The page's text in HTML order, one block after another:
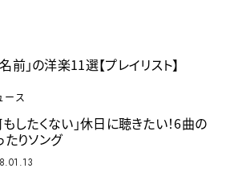
前」の洋楽11選【プレイリスト】
ース
もしたくない」休日に聴きたい！6曲の
たりソング